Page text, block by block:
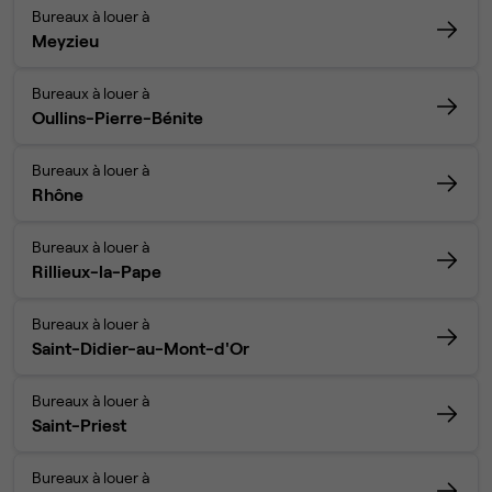
Bureaux à louer à
Meyzieu
Bureaux à louer à
Oullins-Pierre-Bénite
Bureaux à louer à
Rhône
Bureaux à louer à
Rillieux-la-Pape
Bureaux à louer à
Saint-Didier-au-Mont-d'Or
Bureaux à louer à
Saint-Priest
Bureaux à louer à